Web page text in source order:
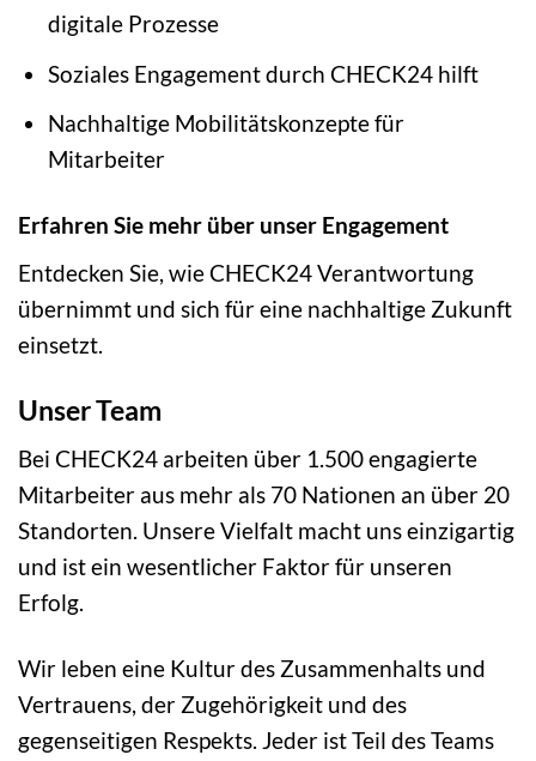
digitale Prozesse
Soziales Engagement durch CHECK24 hilft
Nachhaltige Mobilitätskonzepte für
Mitarbeiter
Erfahren Sie mehr über unser Engagement
Entdecken Sie, wie CHECK24 Verantwortung
übernimmt und sich für eine nachhaltige Zukunft
einsetzt.
Unser Team
Bei CHECK24 arbeiten über 1.500 engagierte
Mitarbeiter aus mehr als 70 Nationen an über 20
Standorten. Unsere Vielfalt macht uns einzigartig
und ist ein wesentlicher Faktor für unseren
Erfolg.
Wir leben eine Kultur des Zusammenhalts und
Vertrauens, der Zugehörigkeit und des
gegenseitigen Respekts. Jeder ist Teil des Teams